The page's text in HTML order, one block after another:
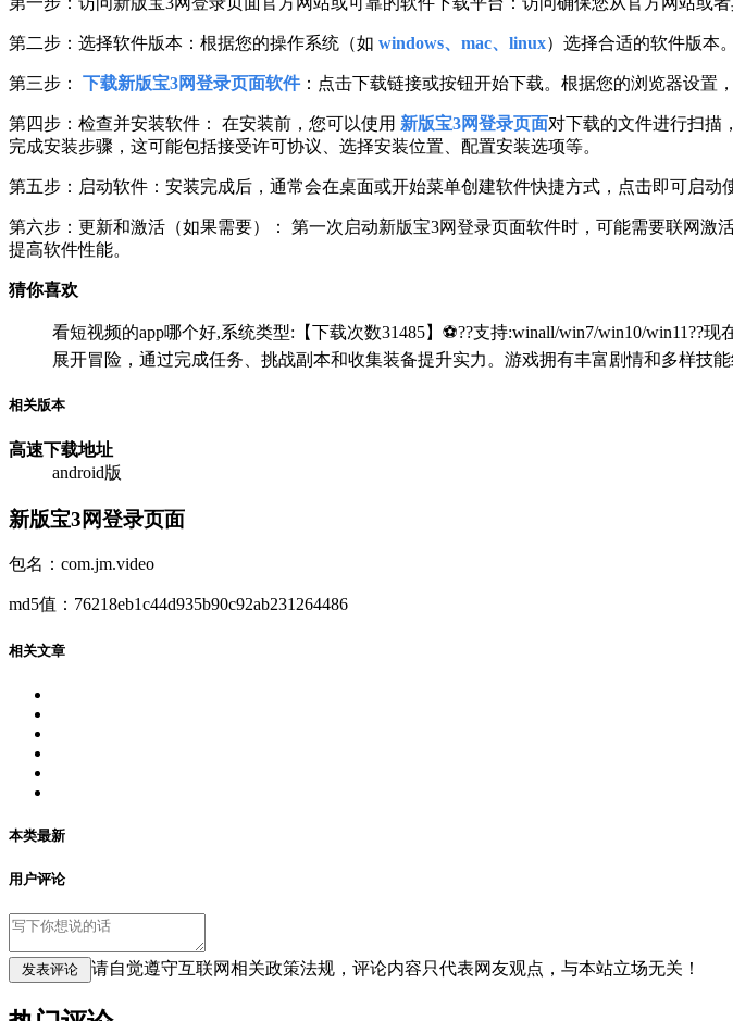
第二步：选择软件版本：根据您的操作系统（如 windows、mac、linux）选择合适的软件版本
第三步： 下载新版宝3网登录页面软件：点击下载链接或按钮开始下载。根据您的浏览器设置
第四步：检查并安装软件： 在安装前，您可以使用 新版宝3网登录页面对下载的文件进行扫描
完成安装步骤，这可能包括接受许可协议、选择安装位置、配置安装选项等。
第五步：启动软件：安装完成后，通常会在桌面或开始菜单创建软件快捷方式，点击即可启动
第六步：更新和激活（如果需要）： 第一次启动新版宝3网登录页面软件时，可能需要联网
提高软件性能。
猜你喜欢
看短视频的app哪个好,系统类型:【下载次数31485】⚽??支持:winall/win7/win10/
展开冒险，通过完成任务、挑战副本和收集装备提升实力。游戏拥有丰富剧情和多样技能
相关版本
高速下载地址
android版
新版宝3网登录页面
包名：com.jm.video
md5值：76218eb1c44d935b90c92ab231264486
相关文章
本类最新
用户评论
请自觉遵守互联网相关政策法规，评论内容只代表网友观点，与本站立场无关！